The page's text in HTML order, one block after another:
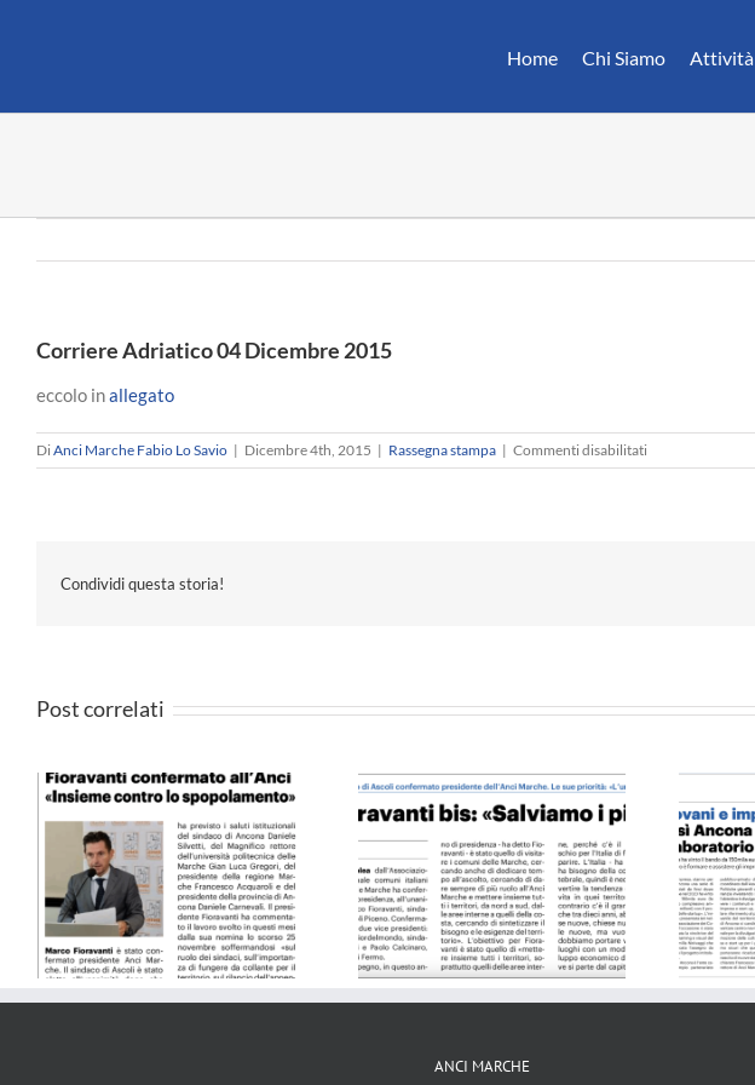
Home Chi Siamo Attività
Corriere Adriatico 04 Dicembre 2015
eccolo inallegato
DiAnci Marche Fabio Lo Savio | Dicembre 4th, 2015 | Rassegna stampa | Commenti disabilitatisu
Corriere
Condividi questa storia!
Post correlati
QN 10.09.24 Il Resto del Carlino – 25.05.24
ANCI MARCHE